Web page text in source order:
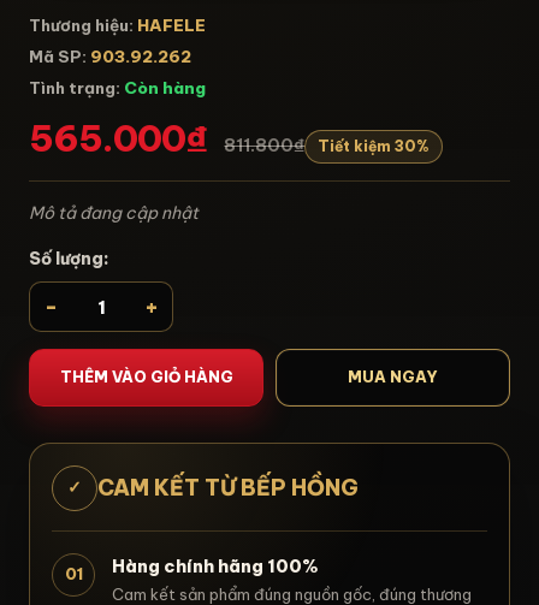
Thương hiệu: HAFELE
Mã SP: 903.92.262
Tình trạng: Còn hàng
565.000₫ 811.800₫ Tiết kiệm 30%
Mô tả đang cập nhật
Số lượng:
- +
THÊM VÀO GIỎ HÀNG MUA NGAY
✓ CAM KẾT TỪ BẾP HỒNG
01 Hàng chính hãng 100%
Cam kết sản phẩm đúng nguồn gốc, đúng thương